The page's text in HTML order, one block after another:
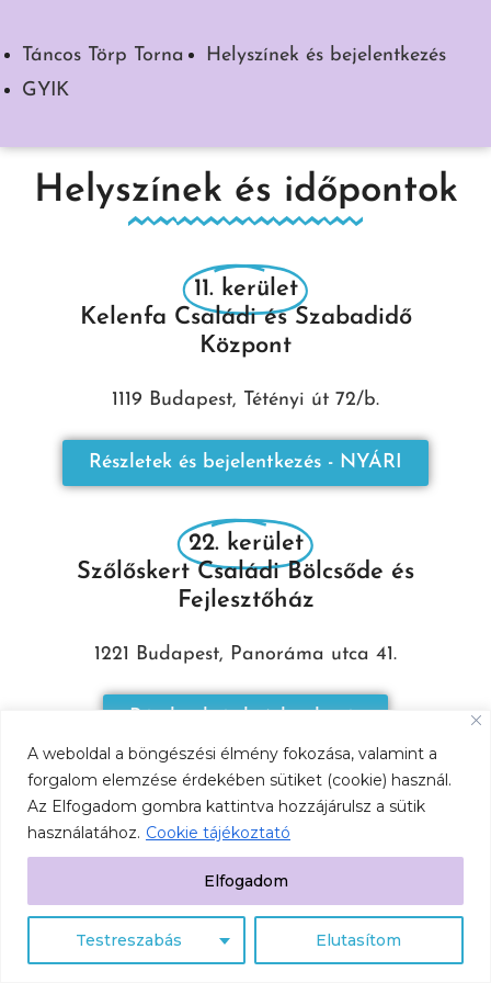
A weboldal a böngészési élmény fokozása, valamint a
forgalom elemzése érdekében sütiket (cookie) használ.
Az Elfogadom gombra kattintva hozzájárulsz a sütik
használatához. Cookie tájékoztató
Testreszabás Elutasítom
Elfogadom
Táncos Törp Torna
Helyszínek és bejelentkezés
GYIK
Helyszínek és időpontok
11. kerület
Kelenfa Családi és Szabadidő
Központ
1119 Budapest, Tétényi út 72/b.
Részletek és bejelentkezés - NYÁRI
22. kerület
Szőlőskert Családi Bölcsőde és
Fejlesztőház
1221 Budapest, Panoráma utca 41.
Cookie Tájékoztató